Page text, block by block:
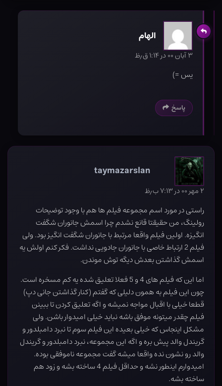
الهام
۳ آبان ۰۰ در ۱:۱۴ ق٫ظ
یس =)
پاسخ
taymazarslan
۲ مهر ۰۰ در ۷:۱۳ ب٫ظ
راستی در مورد اسم مجموعه فیلم ها هم با وجود توضیحات
رولینگ، من حقیقتا قانع نشدم چرا اسمش جانوران شگفت
انگیزه. اولین فیلم واقعا مرتبط با جانوران شگفت انگیز بود. ولی
فیلم 2 ارتباط خاصی با جانوران جادویی نداشت. فکر کنم اولش یه
اسمش گذاشتن بعدش دیگه توش موندن.
اما این که فیلم های 4 و 5 فعلا تعلیق شده یه کم مسخره است.
چون این فیلم به همون دلیلی که گفتم (کنار گذاشتن جانی دپ)
قطعا خیلی با اقبال مواجه نمیشه و اگه تعلیق کردن تا ببینن
فیلم چقدر میتونه موفق باشه نباید خیلی امیدوار باشن. ولی
مشکل اینجاس که خیلی بعیده این فیلم سوم تا نبرد دامبلدور و
گریندل والد پیش بره و اگه این مجموعه، نبرد دامبلدور و گریندل
والد رو نشون نده واقعا میشه گفت مجموعه ناموفقی بوده.
امیدوارم اینطور نشه و حداقل فیلم 4 ساخته بشه و زود هم
ساخته بشه.